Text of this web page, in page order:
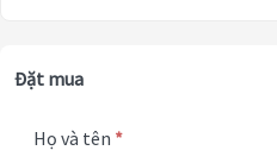
Đặt mua
Họ và tên *